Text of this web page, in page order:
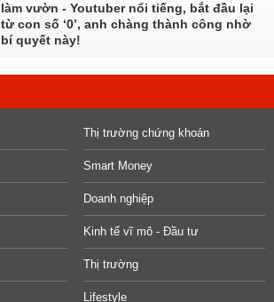
làm vườn - Youtuber nổi tiếng, bắt đầu lại
từ con số ‘0’, anh chàng thành công nhờ
bí quyết này!
Thị trường chứng khoán
Smart Money
Doanh nghiệp
Kinh tế vĩ mô - Đầu tư
Thị trường
Lifestyle